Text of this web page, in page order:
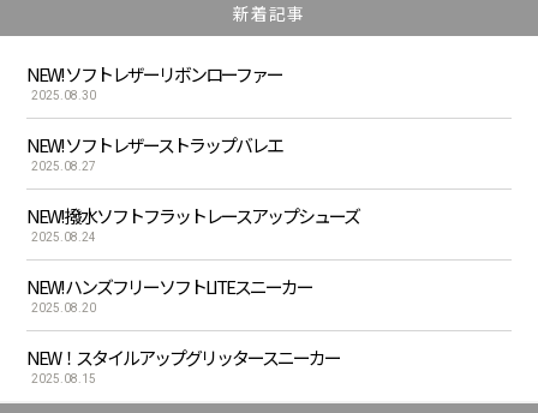
新着記事
NEW! ソフトレザーリボンローファー
2025.08.30
NEW! ソフトレザーストラップバレエ
2025.08.27
NEW! 撥水ソフトフラットレースアップシューズ
2025.08.24
NEW! ハンズフリーソフトLITEスニーカー
2025.08.20
NEW！スタイルアップグリッタースニーカー
2025.08.15